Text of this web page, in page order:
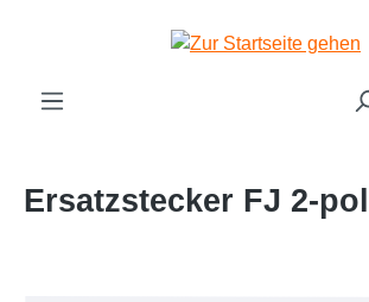
Zum Hauptinhalt springen
Ersatzstecker FJ 2-